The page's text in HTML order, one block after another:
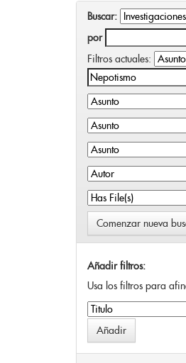
Buscar:
por
Filtros actuales:
Comenzar nueva
Añadir filtros:
Usa los filtros para